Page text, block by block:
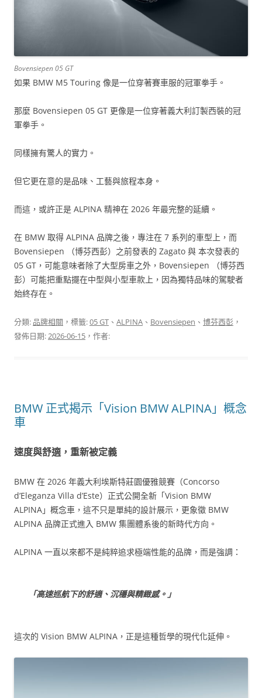
Bovensiepen 05 GT
如果 BMW M5 Touring 像是一位穿著賽車服的冠軍拳手。
那麼 Bovensiepen 05 GT 更像是一位穿著義大利訂製西裝的冠
軍拳手。
同樣擁有驚人的實力。
但它更在意的是品味、工藝與旅程本身。
而這，或許正是 ALPINA 精神在 2026 年最完整的延續。
在 BMW 取得 ALPINA 品牌之後，專注在 7 系列的車型上，而
Bovensiepen （博芬西彭）之前發表的 Zagato 與 本次發表的
05 GT，可能意味者除了大型房車之外，Bovensiepen （博芬西
彭）可能把重點擺在中型與小型車款上，因為獨特品味的駕駛者
始終存在。
分類: 品牌相關 ，標籤:05 GT 、 ALPINA 、 Bovensiepen 、 博芬西彭 ，
發佈日期:2026-06-15 ，作者:
BMW 正式揭示「Vision BMW ALPINA」概念
車
速度與舒適，重新被定義
BMW 在 2026 年義大利埃斯特莊園優雅競賽（Concorso
d’Eleganza Villa d’Este）正式公開全新「Vision BMW
ALPINA」概念車，這不只是單純的設計展示，更象徵 BMW
ALPINA 品牌正式進入 BMW 集團體系後的新時代方向。
ALPINA 一直以來都不是純粹追求極端性能的品牌，而是強調：
「高速巡航下的舒適、沉穩與精緻感。」
這次的 Vision BMW ALPINA，正是這種哲學的現代化延伸。